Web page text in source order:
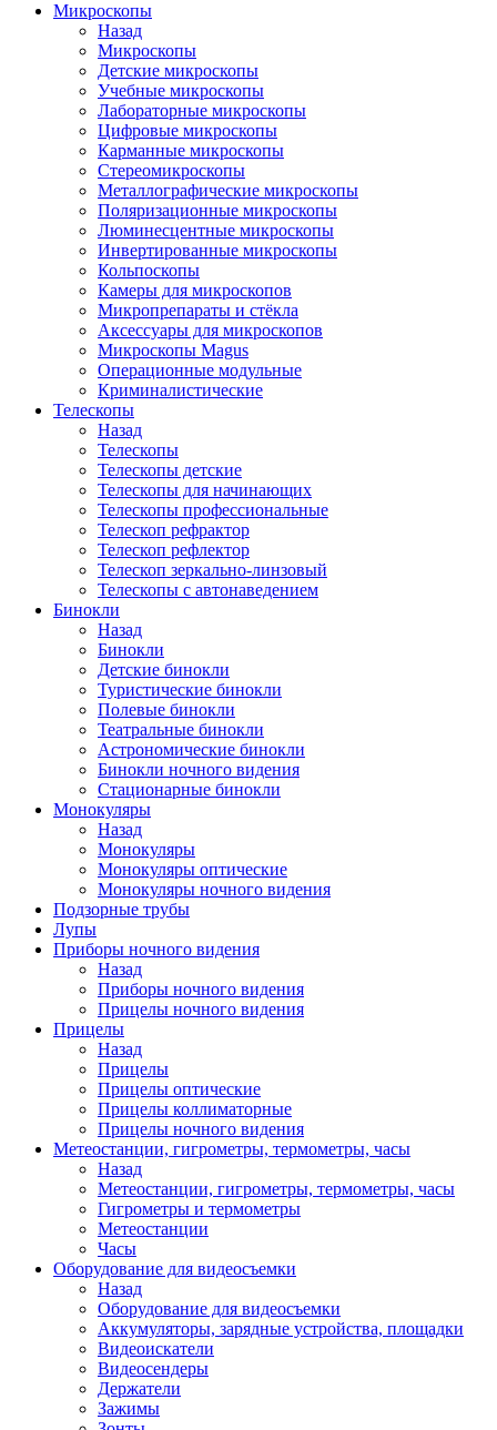
Микроскопы
Назад
Микроскопы
Детские микроскопы
Учебные микроскопы
Лабораторные микроскопы
Цифровые микроскопы
Карманные микроскопы
Стереомикроскопы
Металлографические микроскопы
Поляризационные микроскопы
Люминесцентные микроскопы
Инвертированные микроскопы
Кольпоскопы
Камеры для микроскопов
Микропрепараты и стёкла
Аксессуары для микроскопов
Микроскопы Magus
Операционные модульные
Криминалистические
Телескопы
Назад
Телескопы
Телескопы детские
Телескопы для начинающих
Телескопы профессиональные
Телескоп рефрактор
Телескоп рефлектор
Телескоп зеркально-линзовый
Телескопы с автонаведением
Бинокли
Назад
Бинокли
Детские бинокли
Туристические бинокли
Полевые бинокли
Театральные бинокли
Астрономические бинокли
Бинокли ночного видения
Стационарные бинокли
Монокуляры
Назад
Монокуляры
Монокуляры оптические
Монокуляры ночного видения
Подзорные трубы
Лупы
Приборы ночного видения
Назад
Приборы ночного видения
Прицелы ночного видения
Прицелы
Назад
Прицелы
Прицелы оптические
Прицелы коллиматорные
Прицелы ночного видения
Метеостанции, гигрометры, термометры, часы
Назад
Метеостанции, гигрометры, термометры, часы
Гигрометры и термометры
Метеостанции
Часы
Оборудование для видеосъемки
Назад
Оборудование для видеосъемки
Аккумуляторы, зарядные устройства, площадки
Видеоискатели
Видеосендеры
Держатели
Зажимы